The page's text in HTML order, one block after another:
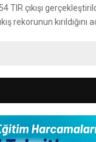
TIR çıkışı
rekorunun kırıldığını